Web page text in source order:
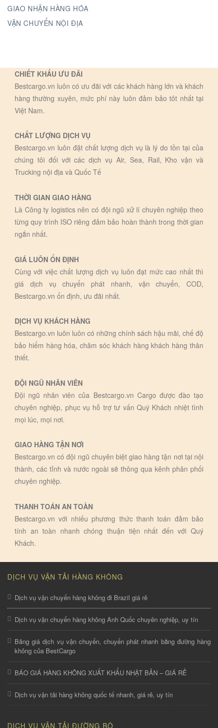
GIAO NHẬN HÀNG HÓA
VẬN CHUYỂN NỘI ĐỊA
CHIẾT KHẤU ƯU ĐÃI
Bestcargo.vn luôn có ưu đãi với các khách hàng lớn và khách
hàng thường xuyên, mức phí này luôn đảm bảo tôt nhất tại
Việt Nam.
CHẤT LƯỢNG DỊCH VỤ
Bestcargo.vn luôn đặt chất lượng dịch vụ là lý do tồn tại của
chúng tôi đối với các dịch vụ Air, Sea, Rail, Kho vận và
Trucking nội địa và Quốc Tế
THỜI GIAN GIAO HÀNG
Là Công ty logistics nên có đội ngũ xử lí chuyên nghiệp theo
từng quy trình ISO riêng đảm bảo hoàn thành trong thời gian
ngắn nhất.
GIÁ LUÔN ỔN ĐỊNH
Cùng với việc chất lượng dịch vụ luôn đạt mức cao nhất thì
giá dịch vụ chuyển phát nhanh, vận chuyển, COD,
Bestcargo.vn ổn định, ưu đãi nhất.
DỊCH VỤ KHÁCH HÀNG
Bestcargo.vn luôn luôn có những chính sách hậu mãi, chế độ
bảo hiểm hàng hóa, chăm sóc khách hàng khách hàng thân
thiết.
ĐỘI NGŨ NHÂN VIÊN
Đội ngũ nhân viên của Bestcargo.vn Cargo được đào tạo
chuyên nghiệp, phục vụ hỗ trợ tư vấn Quý Khách nhiệt tình
mọi lúc, mọi nơi.
GIAO HÀNG TẬN NƠI
Bestcargo.vn có đội ngũ chuyên biệt giao hàng tận nơi tại nội
thành, các tỉnh và nước ngoài sẽ thông qua kênh phân phối
chuyên nghiệp.
THANH TOÁN AN TOÀN
Bestcargo.vn với nhiếu phương thức thanh toán đảm bảo
tính an toàn nhanh chóng thuận tiện nhất đến với Quý
Khách.
DỊCH VỤ VẬN TẢI HÀNG KHÔNG
Dịch vụ vận chuyển hàng không đi Brazil giá rẻ
Dịch vụ vận chuyển hàng không Anh Quốc chuyên nghiệp, uy tín
Bảng giá dịch vụ vận chuyển, chuyển phát nhanh bằng đường hàng
không của BestCargo
BÁO GIÁ HÀNG KHÔNG XUẤT KHẨU NHẬT BẢN – GIÁ RẺ
Dịch vụ vận tải hàng không quốc tế nhanh, giá rẻ, uy tín
DỊCH VỤ VẬN TẢI ĐƯỜNG BỘ